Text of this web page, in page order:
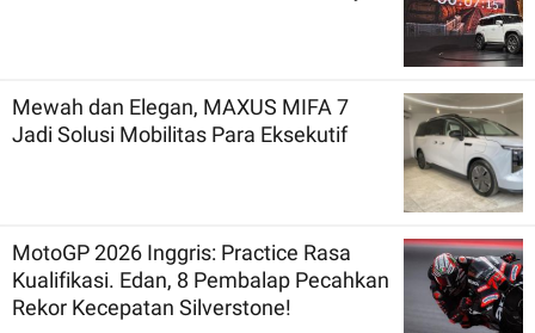
Mewah dan Elegan, MAXUS MIFA 7
Jadi Solusi Mobilitas Para Eksekutif
MotoGP 2026 Inggris: Practice Rasa
Kualifikasi. Edan, 8 Pembalap Pecahkan
Rekor Kecepatan Silverstone!